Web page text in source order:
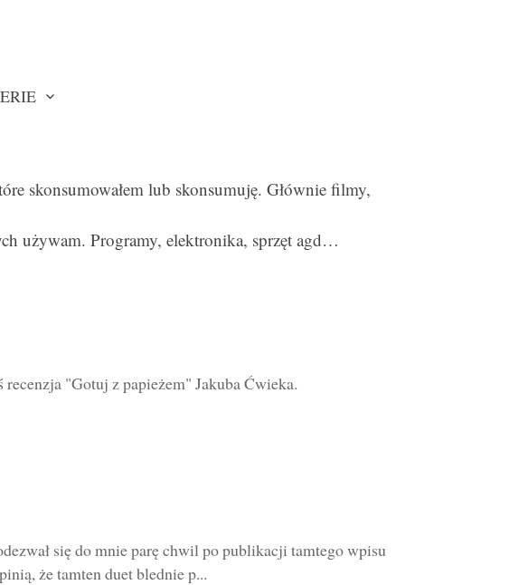
skonsumowałem lub skonsumuję. Głównie filmy,
używam. Programy, elektronika, sprzęt agd…
"Gotuj z papieżem" Jakuba Ćwieka.
się do mnie parę chwil po publikacji tamtego wpisu
że tamten duet blednie p...